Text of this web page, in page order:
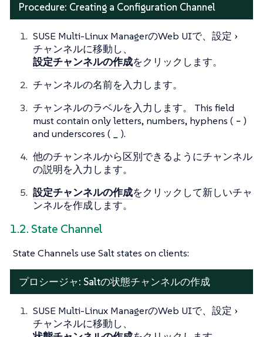
Procedure: Creating a Configuration Channel
SUSE Multi-Linux ManagerのWeb UIで、 設定
チャンネルに移動し、
設定チャンネルの作成をクリックします。
チャンネルの名前を入力します。
チャンネルのラベルを入力します。 This field
must contain only letters, numbers, hyphens ( - )
and underscores (
).
他のチャンネルから区別できるようにチャンネル
の説明を入力します。
設定チャンネルの作成をクリックして新しいチャ
ンネルを作成します。
1.2. State Channel
State Channels use Salt states on clients:
プロシージャ: Saltの状態チャンネルの作成
SUSE Multi-Linux ManagerのWeb UIで、 設定
チャンネルに移動し、